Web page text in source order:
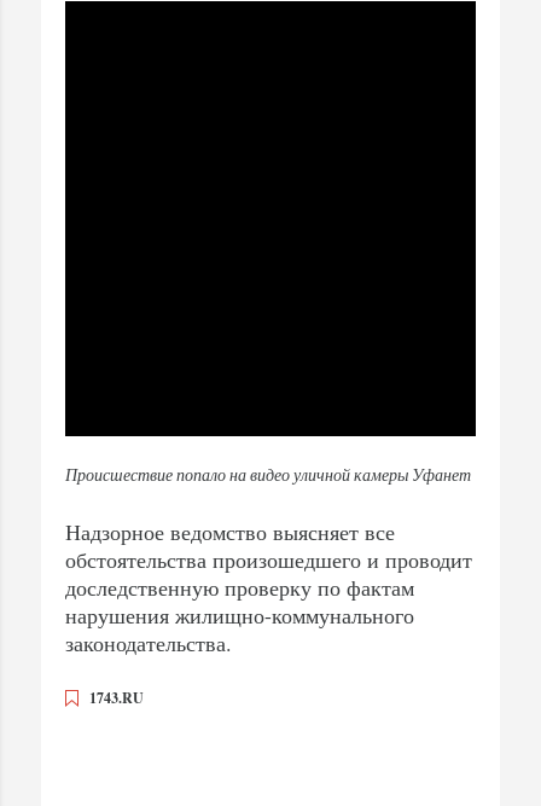
Происшествие попало на видео уличной камеры Уфанет
Надзорное ведомство выясняет все
обстоятельства произошедшего и проводит
доследственную проверку по фактам
нарушения жилищно-коммунального
законодательства.
1743.RU